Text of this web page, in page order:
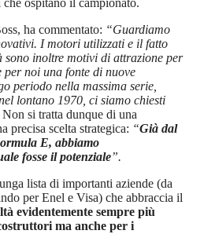
ha commentato: “Guardiamo
I motori utilizzati e il fatto
inoltre motivi di attrazione per
per noi una fonte di nuove
periodo nella massima serie,
lontano 1970, ci siamo chiesti
Non si tratta dunque di una
precisa scelta strategica: “Già dal
E, abbiamo
fosse il potenziale”.
lista di importanti aziende (da
per Enel e Visa) che abbraccia il
evidentemente sempre più
ma anche per i